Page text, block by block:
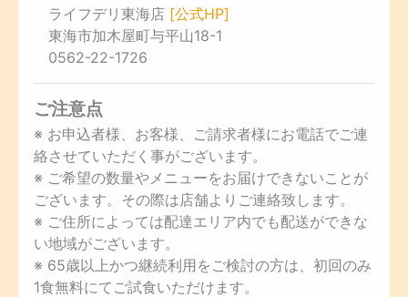
ライフデリ東海店 [公式HP]
東海市加木屋町与平山18-1
0562-22-1726
ご注意点
※ お申込者様、お客様、ご請求者様にお電話でご連
絡させていただく事がございます。
※ ご希望の数量やメニューをお届けできないことが
ございます。その際は店舗よりご連絡致します。
※ ご住所によっては配達エリア内でも配送ができな
い地域がございます。
※ 65歳以上かつ継続利用をご検討の方は、初回のみ
1食無料にてご試食いただけます。